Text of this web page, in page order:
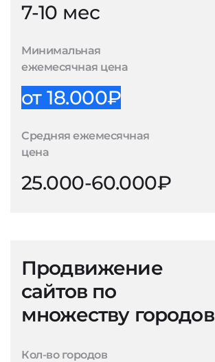
7-10 мес
Минимальная
ежемесячная цена
от 18.000₽
Средняя ежемесячная
цена
25.000-60.000₽
Продвижение
сайтов по
множеству городов
Кол-во городов